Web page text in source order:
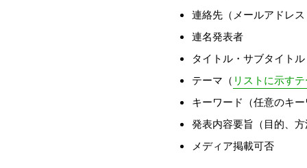
連絡先（メールアドレ
連名発表者
タイトル・サブタイト
テーマ（ リストに示す
キーワード（任意のキ
発表内容要旨（目的、
メディア掲載可否